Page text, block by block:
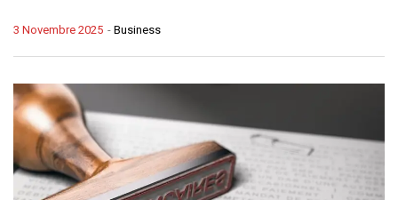
- Business
3 Novembre 2025